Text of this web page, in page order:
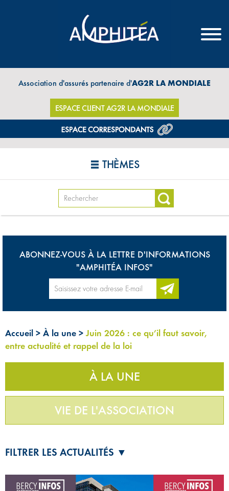
Association d'assurés partenaire d'AG2R LA MONDIALE
ESPACE CLIENT AG2R LA MONDIALE
THÈMES
ABONNEZ-VOUS À LA LETTRE D'INFORMATIONS
"AMPHITÉA INFOS"
Accueil > À la une >Juin 2026 : ce qu’il faut savoir,
entre actualité et rappel de la loi
À LA UNE
VIE DE L'ASSOCIATION
FILTRER LES ACTUALITÉS ▼